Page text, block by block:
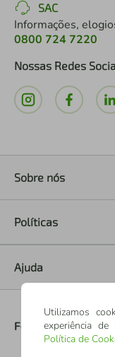
SAC
Informações,
0800 724 7220
Nossas Redes
Sobre nós
Políticas
Ajuda
Formas de
Utilizamos
experiência
Política de